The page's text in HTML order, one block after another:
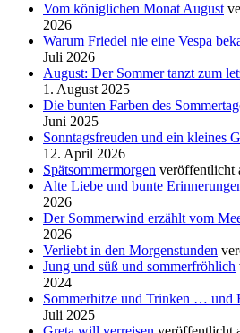
Vom königlichen Monat August
2026
Warum Friedel nie eine Vespa
Juli 2026
August: Der Sommer tanzt zum
1. August 2025
Die bunten Farben des
Juni 2025
Sonntagsfreuden und ein kleines
12. April 2026
Spätsommermorgen veröffentlicht
Alte Liebe und bunte
2026
Der Sommerwind erzählt vom
2026
Verliebt in den Morgenstunden
Jung und süß und sommerfröhlich
2024
Sommerhitze und Trinken … und
Juli 2025